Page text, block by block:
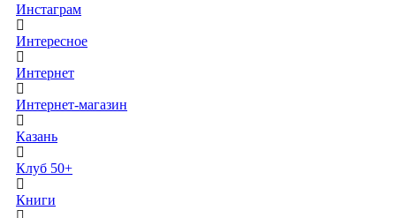
Инстаграм
Интересное
Интернет
Интернет-магазин
Казань
Клуб 50+
Книги